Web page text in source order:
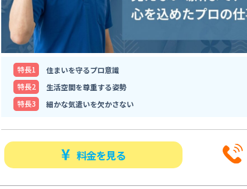
特⻑1
住まいを守るプロ意識
特⻑2
生活空間を尊重する姿勢
特⻑3
細かな気遣いを欠かさない
料金を見る